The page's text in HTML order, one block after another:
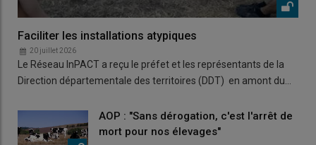
Faciliter les installations atypiques
20 juillet 2026
Le Réseau InPACT a reçu le préfet et les représentants de la
Direction départementale des territoires (DDT) en amont du…
AOP : "Sans dérogation, c'est l'arrêt de
mort pour nos élevages"